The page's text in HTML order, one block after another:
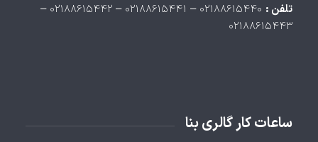
تلفن :
۰۲۱۸۸۶۱۵۴۴۰ – ۰۲۱۸۸۶۱۵۴۴۱ – ۰۲۱۸۸۶۱۵۴۴۲ –
۰۲۱۸۸۶۱۵۴۴۳
ساعات کار گالری بنا